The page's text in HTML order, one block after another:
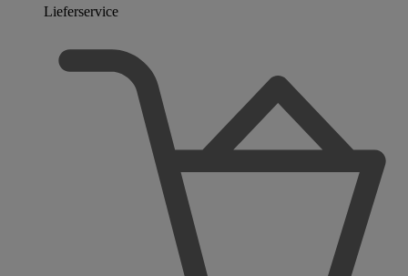
Lieferservice